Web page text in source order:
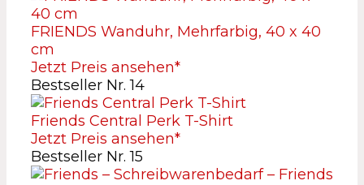
FRIENDS Wanduhr, Mehrfarbig, 40 x 40
cm
Jetzt Preis ansehen*
Bestseller Nr. 14
Friends Central Perk T-Shirt
Jetzt Preis ansehen*
Bestseller Nr. 15